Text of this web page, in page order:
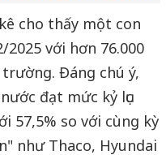
cho thấy một con
với hơn 76.000
Đáng chú ý,
đạt mức kỷ lục
57,5% so với cùng kỳ
như Thaco, Hyundai